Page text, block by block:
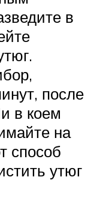
в
после
в коем
на
способ
утюг